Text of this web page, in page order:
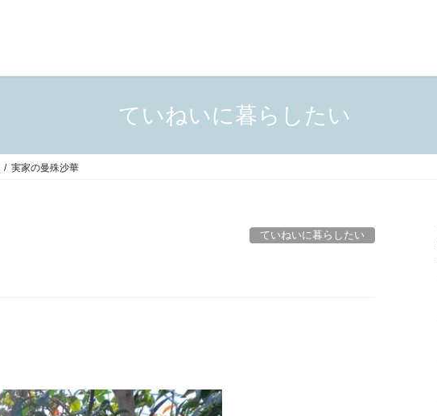
ていねいに暮らしたい
実家の曼殊沙華
ていねいに暮らしたい